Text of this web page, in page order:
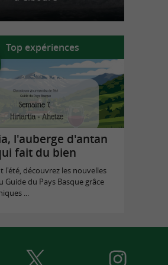
Top expériences
l'auberge d'antan
fait du bien
l'été, découvrez les nouvelles
Guide du Pays Basque grâce
...